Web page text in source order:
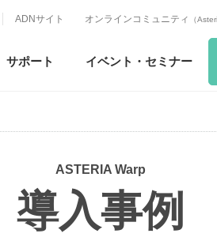
ADNサイト オンラインコミュニティ （
サポート イベント・ セミナー
ASTERIA Warp
導入事例